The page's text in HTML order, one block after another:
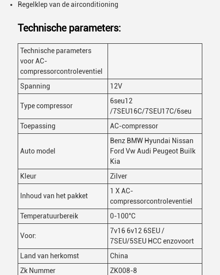
Regelklep van de airconditioning
Technische parameters:
Technische parameters
voor AC-
compressorcontroleventiel
Spanning
12V
Type compressor
6seu12
/7SEU16C/7SEU17C/6seu
Toepassing
AC-compressor
Auto model
Benz BMW Hyundai Nissan
Ford Vw Audi Peugeot Builk
Kia
Kleur
Zilver
Inhoud van het pakket
1 X AC-
compressorcontroleventiel
Temperatuurbereik
0-100°C
Voor:
7v16 6v12 6SEU /
7SEU/5SEU HCC enzovoort
Land van herkomst
China
Zk Nummer
ZK008-8